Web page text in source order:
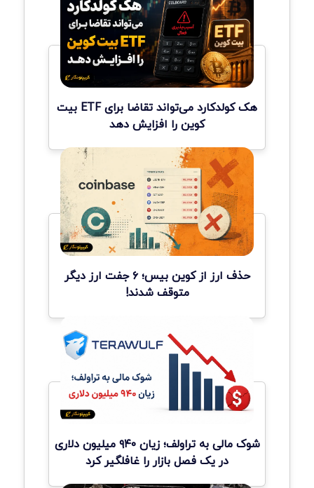
هک کولدکارد می‌تواند تقاضا برای ETF بیت
کوین را افزایش دهد
حذف ارز از کوین بیس؛ ۶ جفت ارز دیگر
متوقف شدند!
شوک مالی به تراولف؛ زیان ۹۴۰ میلیون دلاری
در یک فصل بازار را غافلگیر کرد